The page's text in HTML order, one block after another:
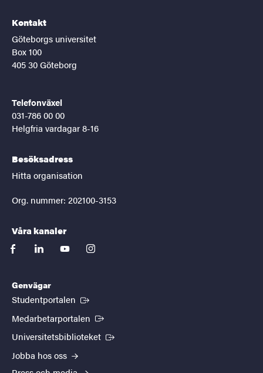
Kontakt
Göteborgs universitet
Box 100
405 30 Göteborg
Telefonväxel
031-786 00 00
Helgfria vardagar 8-16
Besöksadress
Hitta organisation
Org. nummer: 202100-3153
Våra kanaler
facebooklinkedinyoutubeinstagram
Genvägar
Studentportalen (Extern länk)
Medarbetarportalen (Extern länk)
Universitetsbiblioteket (Extern länk)
Jobba hos oss